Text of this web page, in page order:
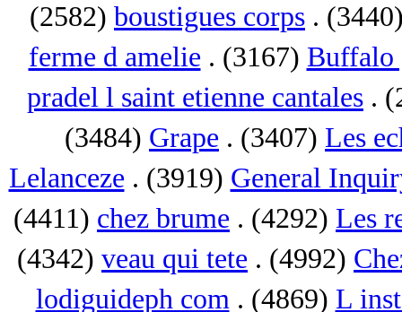
(2582) boustigues corps .
ferme d amelie . (3167) Buffalo
pradel l saint etienne cantales .
(3484) Grape . (3407) Les
Lelanceze . (3919) General
(4411) chez brume . (4292) Les
(4342) veau qui tete . (4992)
lodiguideph com. (4869) L